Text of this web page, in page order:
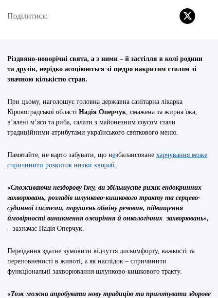
Поділитися:
Різдвяно-новорічні свята, а з ними – й застілля в колі родини
та друзів, нерідко асоціюються зі щедро накритим столом зі
значною кількістю страв.
При цьому, наголошує головна державна санітарна лікарка
Кіровоградської області Надія Оперчук, смажена та жирна їжа,
в’ялені м’ясо та риба, салати з майонезним соусом стали
традиційними атрибутами українського святкового меню.
Памятайте, не варто забувати, що незбалансоване харчування може
спричинити розвиток низки хвороб.
«Споживаючи нездорову їжу, ви збільшуєте ризик ендокринних
захворювань, розладів шлунково-кишкового тракту та серцево-
судинної системи, порушень обмінуречовин, підвищення
ймовірності виникнення ожиріння й онкологічних захворювань»,
– зазначає Надія Оперчук.
Переїдання здатне зумовити відчуття дискомфорту, важкості та
переповненості в животі, а як наслідок – спричинити
функціональні захворювання шлунково-кишкового тракту.
«Тож можна апробувати нову традицію та приготувати здорове